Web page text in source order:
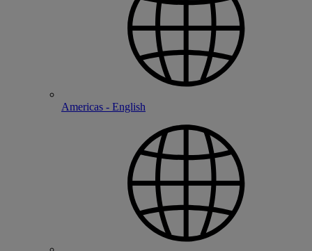
Americas - English